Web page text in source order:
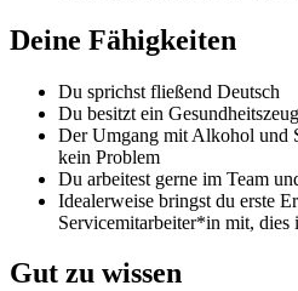
Deine Fähigkeiten
Du sprichst fließend Deutsch
Du besitzt ein
Der Umgang mit Alkohol und
kein Problem
Du arbeitest gerne im Team
Idealerweise bringst du erste
Servicemitarbeiter*in mit, dies
Gut zu wissen